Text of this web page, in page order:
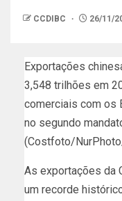
CCDIBC 26/11/
Exportações
3,548 trilhões em
comerciais com os
no segundo
(Costfoto/
As exportações da
um recorde